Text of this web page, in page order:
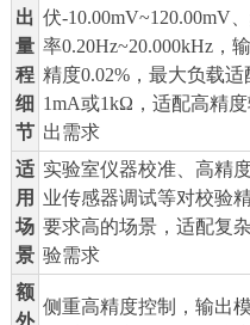
出
量
程
细
节
伏-10.00mV~120.00mV
率0.20Hz~20.000kHz，
精度0.02%，最大负载适
1mA或1kΩ，适配高精度
出需求
适
用
场
景
实验室仪器校准、高精
业传感器调试等对校验
要求高的场景，适配复
验需求
额
外
侧重高精度控制，输出